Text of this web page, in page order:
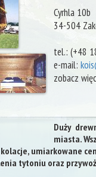
Cyrhla 10b
34-504
tel.: (+48
e-mail:
zobacz
Duży
miasta.
umiarkowane
tytoniu oraz